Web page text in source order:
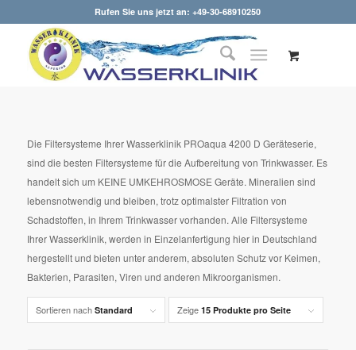
Rufen Sie uns jetzt an: +49-30-68910250
Die Filtersysteme Ihrer Wasserklinik PROaqua 4200 D Geräteserie,
sind die besten Filtersysteme für die Aufbereitung von Trinkwasser. Es
handelt sich um KEINE UMKEHROSMOSE Geräte. Mineralien sind
lebensnotwendig und bleiben, trotz optimalster Filtration von
Schadstoffen, in Ihrem Trinkwasser vorhanden. Alle Filtersysteme
Ihrer Wasserklinik, werden in Einzelanfertigung hier in Deutschland
hergestellt und bieten unter anderem, absoluten Schutz vor Keimen,
Bakterien, Parasiten, Viren und anderen Mikroorganismen.
Sortieren nach Standard Zeige 15 Produkte pro Seite